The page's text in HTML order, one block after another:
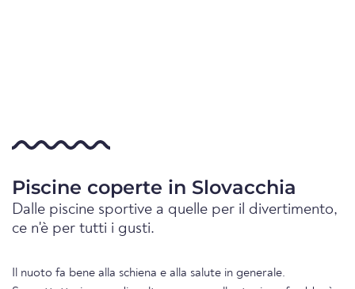
Piscine coperte in Slovacchia
Dalle piscine sportive a quelle per il divertimento,
ce n'è per tutti i gusti.
Il nuoto fa bene alla schiena e alla salute in generale.